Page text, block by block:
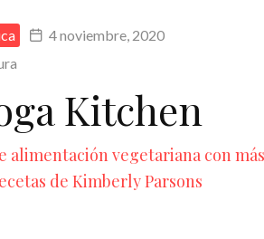
4 noviembre, 2020
Kitchen
alimentación vegetariana con
de Kimberly Parsons